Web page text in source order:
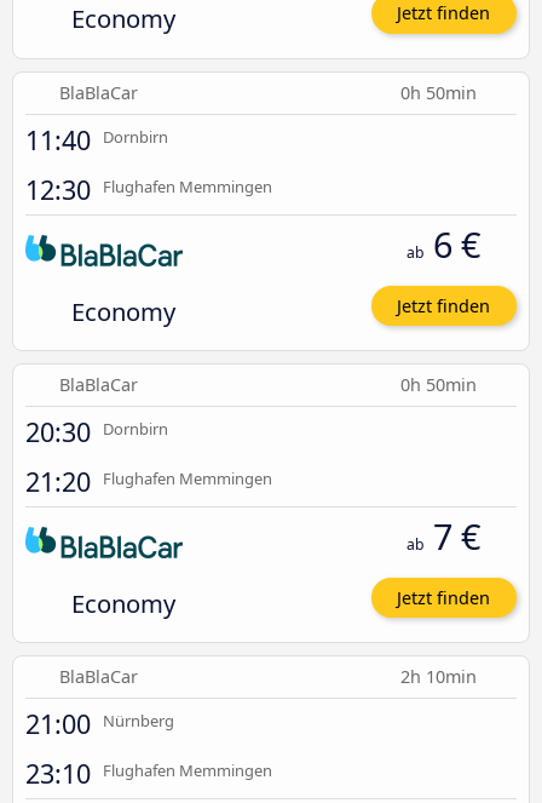
Economy Jetzt finden
BlaBlaCar 0h 50min
11:40 Dornbirn
12:30 Flughafen Memmingen
Economy
ab 6 €
Jetzt finden
BlaBlaCar 0h 50min
20:30 Dornbirn
21:20 Flughafen Memmingen
Economy
ab 7 €
Jetzt finden
BlaBlaCar 2h 10min
21:00 Nürnberg
23:10 Flughafen Memmingen